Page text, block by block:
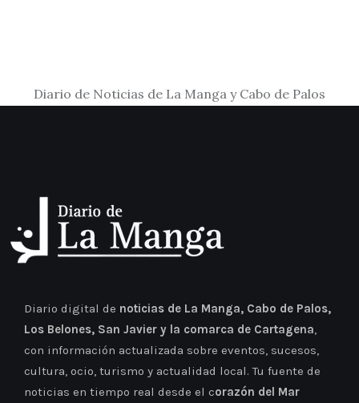
Diario de Noticias de La Manga y Cabo de Palos
Diario digital de noticias de La Manga, Cabo de Palos,
Los Belones, San Javier y la comarca de Cartagena,
con información actualizada sobre eventos, sucesos,
cultura, ocio, turismo y actualidad local. Tu fuente de
noticias en tiempo real desde el corazón del Mar